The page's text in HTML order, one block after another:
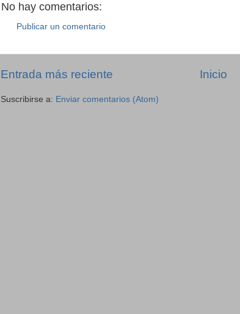
No hay comentarios:
Publicar un comentario
Entrada más reciente Inicio
Suscribirse a: Enviar comentarios (Atom)